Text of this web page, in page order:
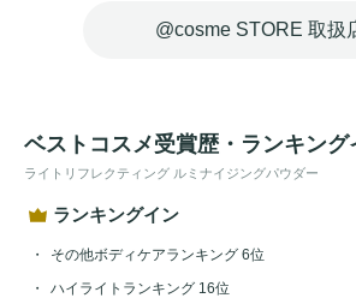
から見ても輝く肌へ。@cosme STORE 取扱
ベストコスメ受賞歴・ランキング
ライトリフレクティング ルミナイジングパウダー
ランキングイン
その他ボディケアランキング 6位
ハイライトランキング 16位